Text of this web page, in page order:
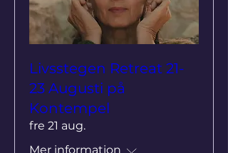
Livsstegen Retreat 21-
23 Augusti på
Kontempel
fre 21 aug.
Mer information